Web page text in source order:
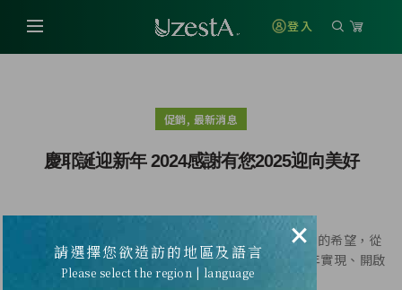
登入
促銷, 最新消息
慶耶誕迎新年 2024感謝有您2025迎向美好
耶誕佳節溫情滿溢，帶著2024的美好回憶，迎向新年的希望，從
心啟程，共同 邁向2025！願您的每一個心願都在新年實現、開啟
美好篇章！
×
請選擇您欲造訪的地區及語言
Please select the region | language